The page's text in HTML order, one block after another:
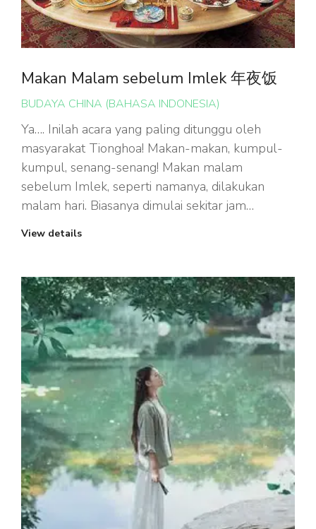
Makan Malam sebelum Imlek 年夜饭
BUDAYA CHINA (BAHASA INDONESIA)
Ya…. Inilah acara yang paling ditunggu oleh
masyarakat Tionghoa! Makan-makan, kumpul-
kumpul, senang-senang! Makan malam
sebelum Imlek, seperti namanya, dilakukan
malam hari. Biasanya dimulai sekitar jam…
View details